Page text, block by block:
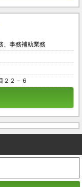
、事務補助業務
２２－６